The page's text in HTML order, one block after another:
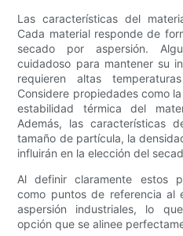
Las características del
Cada material responde de
secado por aspersión.
cuidadoso para mantener su
requieren altas
Considere propiedades como
estabilidad térmica del
Además, las características
tamaño de partícula, la
influirán en la elección del
Al definir claramente estos
como puntos de referencia al
aspersión industriales, lo
opción que se alinee